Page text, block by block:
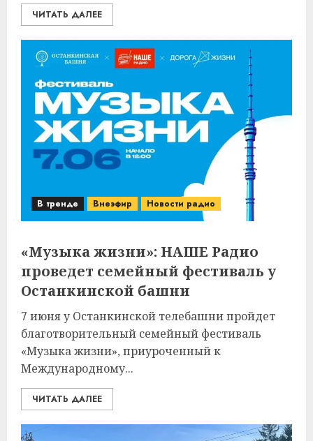
ЧИТАТЬ ДАЛЕЕ
В тренде Внеэфир Новости радио
«Музыка жизни»: НАШЕ Радио
проведет семейный фестиваль у
Останкинской башни
7 июня у Останкинской телебашни пройдет
благотворительный семейный фестиваль
«Музыка жизни», приуроченный к
Международному...
ЧИТАТЬ ДАЛЕЕ